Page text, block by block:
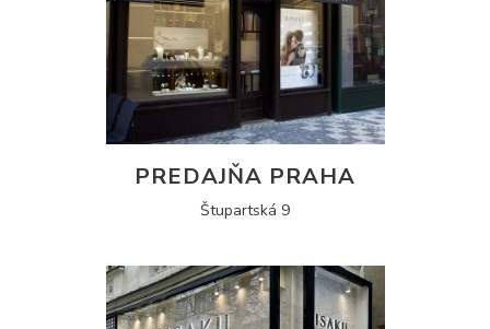
PREDAJŇA PRAHA
Štupartská 9